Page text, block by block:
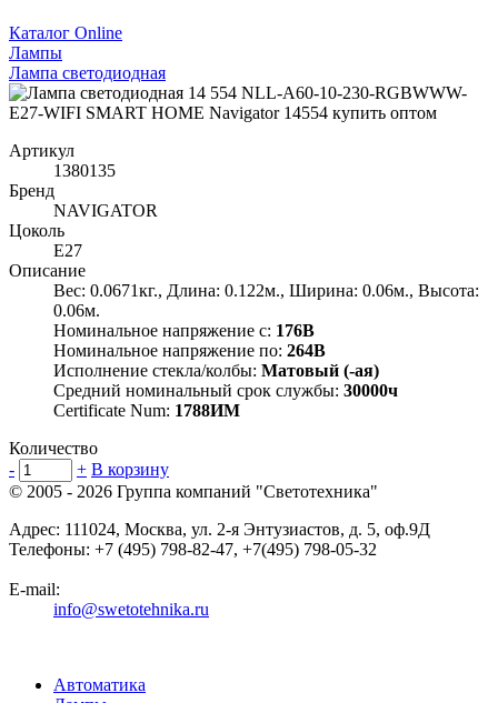
Каталог Online
Лампы
Лампа светодиодная
Артикул
1380135
Бренд
NAVIGATOR
Цоколь
E27
Описание
Вес: 0.0671кг., Длина: 0.122м., Ширина: 0.06м., Высота:
0.06м.
Номинальное напряжение с: 176В
Номинальное напряжение по: 264В
Исполнение стекла/колбы: Матовый (-ая)
Средний номинальный срок службы: 30000ч
Certificate Num: 1788ИМ
Количество
-
+ В корзину
© 2005 - 2026 Группа компаний "Светотехника"
Адрес: 111024, Москва, ул. 2-я Энтузиастов, д. 5, оф.9Д
Телефоны: +7 (495) 798-82-47, +7(495) 798-05-32
E-mail:
info@swetotehnika.ru
Автоматика